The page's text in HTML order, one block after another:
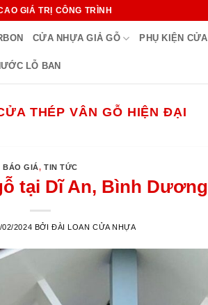
GIÁ TRỊ CÔNG TRÌNH
CỬA NHỰA GIẢ GỖ PHỤ KIỆN CỬA
LỖ BAN
THÉP VÂN GỖ HIỆN ĐẠI
BÁO GIÁ,TIN TỨC
tại Dĩ An, Bình Dương
02/2024 BỞI ĐÀI LOAN CỬA NHỰA